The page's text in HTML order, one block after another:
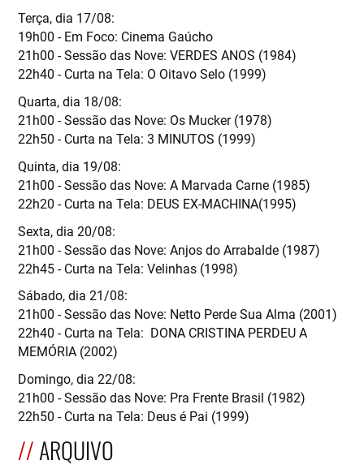
Terça, dia 17/08:
19h00 - Em Foco: Cinema Gaúcho
21h00 - Sessão das Nove: VERDES ANOS (1984)
22h40 - Curta na Tela: O Oitavo Selo (1999)
Quarta, dia 18/08:
21h00 - Sessão das Nove: Os Mucker (1978)
22h50 - Curta na Tela: 3 MINUTOS (1999)
Quinta, dia 19/08:
21h00 - Sessão das Nove: A Marvada Carne (1985)
22h20 - Curta na Tela: DEUS EX-MACHINA(1995)
Sexta, dia 20/08:
21h00 - Sessão das Nove: Anjos do Arrabalde (1987)
22h45 - Curta na Tela: Velinhas (1998)
Sábado, dia 21/08:
21h00 - Sessão das Nove: Netto Perde Sua Alma (2001)
22h40 - Curta na Tela: DONA CRISTINA PERDEU A
MEMÓRIA (2002)
Domingo, dia 22/08:
21h00 - Sessão das Nove: Pra Frente Brasil (1982)
22h50 - Curta na Tela: Deus é Pai (1999)
ARQUIVO